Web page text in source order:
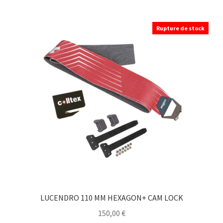
variations.
Les
options
peuvent
être
choisies
sur
la
page
Rupture de stock
LUCENDRO 110 MM HEXAGON+ CAM LOCK
150,00 €